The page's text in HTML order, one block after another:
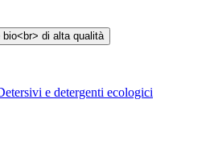
e detergenti ecologici